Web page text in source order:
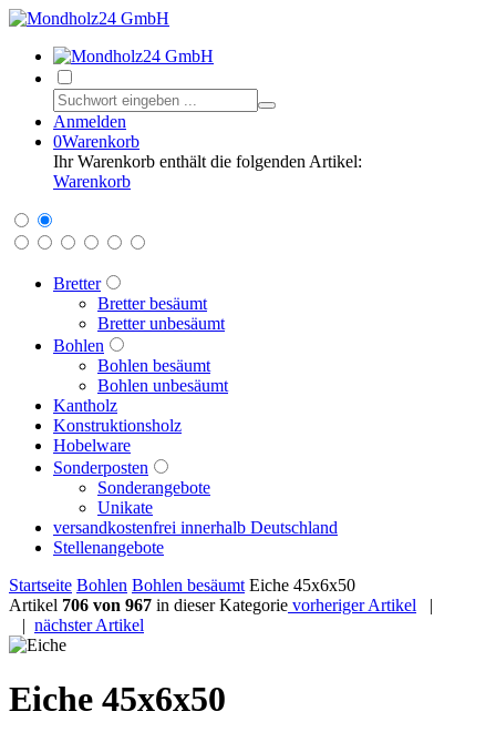
Anmelden
0Warenkorb
Ihr Warenkorb enthält die folgenden Artikel:
Warenkorb
Bretter
Bretter besäumt
Bretter unbesäumt
Bohlen
Bohlen besäumt
Bohlen unbesäumt
Kantholz
Konstruktionsholz
Hobelware
Sonderposten
Sonderangebote
Unikate
versandkostenfrei innerhalb Deutschland
Stellenangebote
Startseite Bohlen Bohlen besäumt Eiche 45x6x50
Artikel 706 von 967 in dieser Kategorie vorheriger Artikel |
| nächster Artikel
Eiche 45x6x50